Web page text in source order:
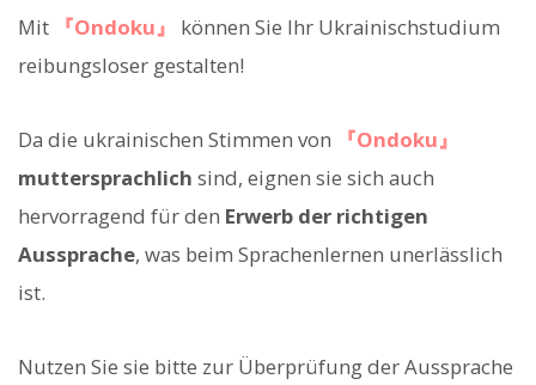
Mit 『Ondoku』
können Sie Ihr Ukrainischstudium
reibungsloser gestalten!
Da die ukrainischen Stimmen von
『Ondoku』
muttersprachlich sind, eignen sie sich auch
hervorragend für den Erwerb der richtigen
Aussprache, was beim Sprachenlernen unerlässlich
ist.
Nutzen Sie sie bitte zur Überprüfung der Aussprache